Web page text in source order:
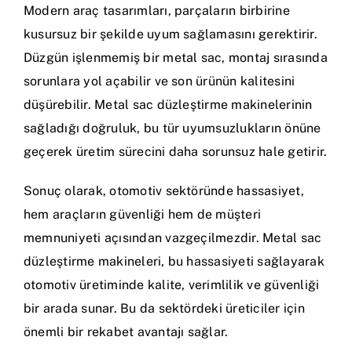
Modern araç tasarımları, parçaların birbirine
kusursuz bir şekilde uyum sağlamasını gerektirir.
Düzgün işlenmemiş bir metal sac, montaj sırasında
sorunlara yol açabilir ve son ürünün kalitesini
düşürebilir. Metal sac düzleştirme makinelerinin
sağladığı doğruluk, bu tür uyumsuzlukların önüne
geçerek üretim sürecini daha sorunsuz hale getirir.
Sonuç olarak, otomotiv sektöründe hassasiyet,
hem araçların güvenliği hem de müşteri
memnuniyeti açısından vazgeçilmezdir. Metal sac
düzleştirme makineleri, bu hassasiyeti sağlayarak
otomotiv üretiminde kalite, verimlilik ve güvenliği
bir arada sunar. Bu da sektördeki üreticiler için
önemli bir rekabet avantajı sağlar.